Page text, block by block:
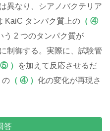
異なり、シアノバクテリア
KaiC タンパク質上の （ ④
う 2 つのタンパク質が
制御する。実際に、試験管
⑤ ）
を加えて反応させるだ
の （ ④ ） 化の変化が再現さ
答